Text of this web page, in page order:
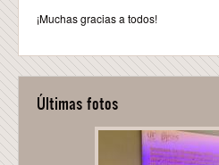
¡Muchas gracias a todos!
Últimas fotos